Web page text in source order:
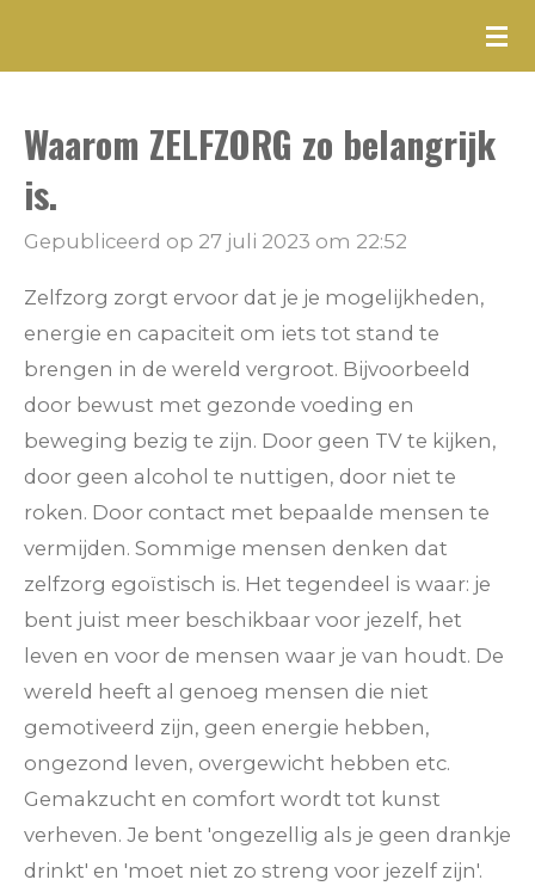
de
Waarom ZELFZORG zo belangrijk
is.
Gepubliceerd op 27 juli 2023 om 22:52
Zelfzorg zorgt ervoor dat je je mogelijkheden,
energie en capaciteit om iets tot stand te
brengen in de wereld vergroot. Bijvoorbeeld
door bewust met gezonde voeding en
beweging bezig te zijn. Door geen TV te kijken,
door geen alcohol te nuttigen, door niet te
roken. Door contact met bepaalde mensen te
vermijden. Sommige mensen denken dat
zelfzorg egoïstisch is. Het tegendeel is waar: je
bent juist meer beschikbaar voor jezelf, het
leven en voor de mensen waar je van houdt. De
wereld heeft al genoeg mensen die niet
gemotiveerd zijn, geen energie hebben,
ongezond leven, overgewicht hebben etc.
Gemakzucht en comfort wordt tot kunst
verheven. Je bent 'ongezellig als je geen drankje
drinkt' en 'moet niet zo streng voor jezelf zijn'.